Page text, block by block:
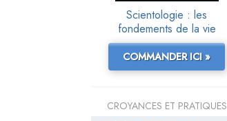
Scientologie : les
fondements de la vie
COMMANDER ICI »
CROYANCES ET PRATIQUES